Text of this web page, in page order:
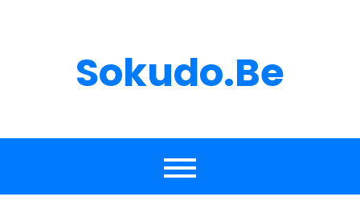
Sokudo.be